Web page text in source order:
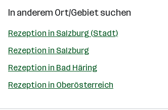
In anderem Ort/Gebiet suchen
Rezeption in Salzburg (Stadt)
Rezeption in Salzburg
Rezeption in Bad Häring
Rezeption in Oberösterreich